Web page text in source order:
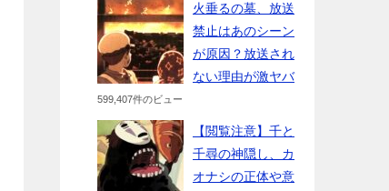
火垂るの墓、放送
禁止はあのシーン
が原因？放送され
ない理由が激ヤバ
599,407件のビュー
【閲覧注意】千と
千尋の神隠し、カ
オナシの正体や意